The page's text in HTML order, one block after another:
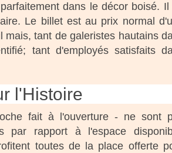
dans le décor boisé. Il
Le billet est au prix normal
tant de galeristes hautains
tant d'employés satisfaits
l'Histoire
fait à l'ouverture - ne sont
par rapport à l'espace
toutes de la place offerte